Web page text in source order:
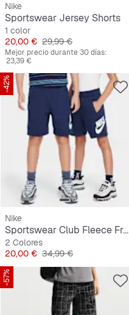
Nike
Sportswear Jersey Shorts
1 color
Precio
20,00 € Precio original
29,99 €
Mejor precio durante 30 días:
23,39 €
-42%
Nike
Sportswear Club Fleece French Terry Shorts
2 Colores
Precio
20,00 € Precio original
34,99 €
-57%